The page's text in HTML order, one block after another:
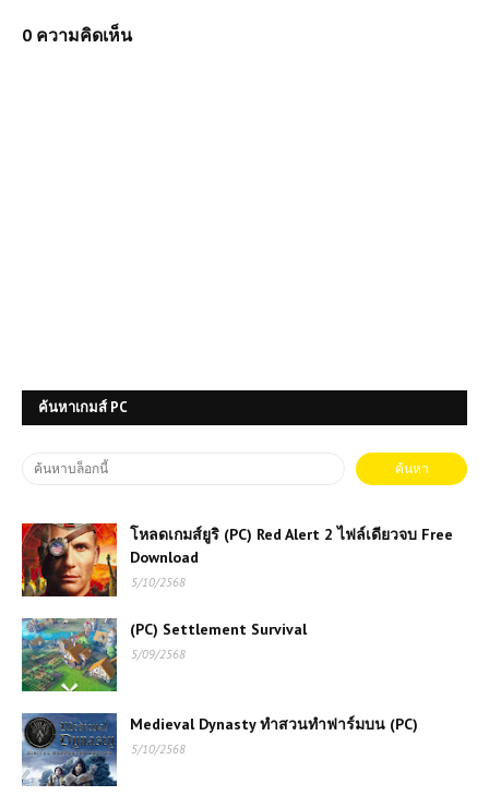
0 ความคิดเห็น
ค้นหาเกมส์ PC
โหลดเกมส์ยูริ (PC) Red Alert 2 ไฟล์เดียวจบ Free
Download
5/10/2568
(PC) Settlement Survival
5/09/2568
Medieval Dynasty ทำสวนทำฟาร์มบน (PC)
5/10/2568